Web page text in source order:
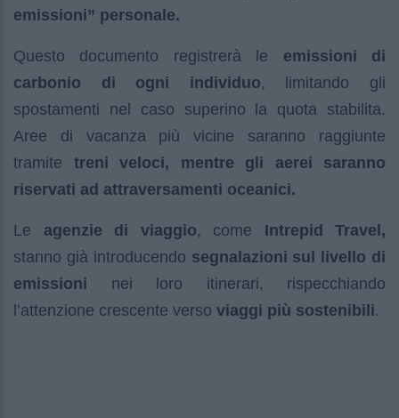
emissioni” personale.
Questo documento registrerà le emissioni di
carbonio di ogni individuo, limitando gli
spostamenti nel caso superino la quota stabilita.
Aree di vacanza più vicine saranno raggiunte
tramite treni veloci, mentre gli aerei saranno
riservati ad attraversamenti oceanici.
Le agenzie di viaggio, come Intrepid Travel,
stanno già introducendo segnalazioni sul livello di
emissioni nei loro itinerari, rispecchiando
l’attenzione crescente verso viaggi più sostenibili.